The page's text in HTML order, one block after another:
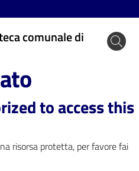
comunale di
to access this
risorsa protetta, per favore fai